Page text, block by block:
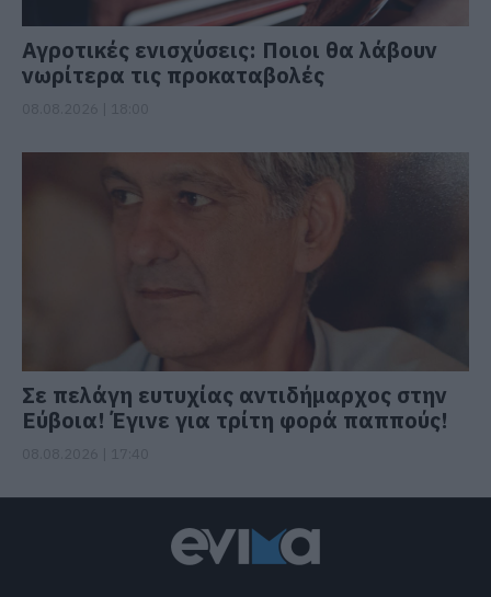
Αγροτικές ενισχύσεις: Ποιοι θα λάβουν
νωρίτερα τις προκαταβολές
Σε πελάγη ευτυχίας αντιδήμαρχος στην
Εύβοια! Έγινε για τρίτη φορά παππούς!